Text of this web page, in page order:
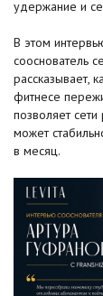
удержание и
В этом
сооснователь
рассказывает,
фитнесе
позволяет сети
может
в месяц.